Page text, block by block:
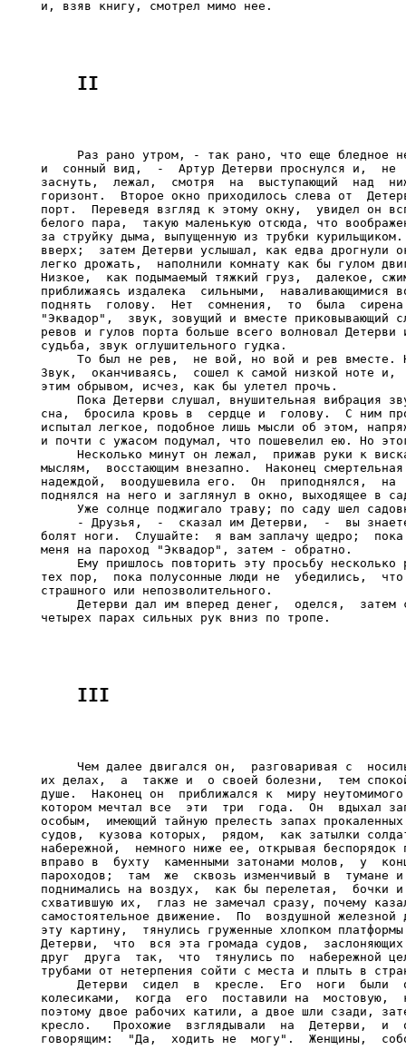
Раз рано утром, - так рано, что еще бледное
и  сонный вид,  -  Артур Детерви проснулся и,  не
заснуть,  лежал,  смотря  на  выступающий  над
горизонт.  Второе окно приходилось слева от
порт.  Переведя взгляд к этому окну,  увидел он
белого пара,  такую маленькую отсюда, что
за струйку дыма, выпущенную из трубки
вверх;  затем Детерви услышал, как едва дрогнули
легко дрожать,  наполнили комнату как бы гулом
Низкое,  как подымаемый тяжкий груз,  далекое,
приближаясь издалека  сильными,  наваливающимися
поднять  голову.  Нет  сомнения,  то  была
"Эквадор",  звук, зовущий и вместе приковывающий
ревов и гулов порта больше всего волновал
судьба, звук оглушительного гудка.
То был не рев,  не вой, но вой и рев вместе.
Звук,  оканчиваясь,  сошел к самой низкой ноте и,
этим обрывом, исчез, как бы улетел прочь.
Пока Детерви слушал, внушительная вибрация
сна,  бросила кровь в  сердце и  голову.  С ним
испытал легкое, подобное лишь мысли об этом,
и почти с ужасом подумал, что пошевелил ею. Но
Несколько минут он лежал,  прижав руки к
мыслям,  восстающим внезапно.  Наконец
надеждой,  воодушевила его.  Он  приподнялся,
поднялся на него и заглянул в окно, выходящее в
Уже солнце поджигало траву; по саду шел
- Друзья,  -  сказал им Детерви,  -  вы
болят ноги.  Слушайте:  я вам заплачу щедро;
меня на пароход "Эквадор", затем - обратно.
Ему пришлось повторить эту просьбу несколько
тех пор,  пока полусонные люди не  убедились,
страшного или непозволительного.
Детерви дал им вперед денег,  оделся,  затем
Чем далее двигался он,  разговаривая с
их делах,  а  также и  о своей болезни,  тем
душе.  Наконец он  приближался к  миру
котором мечтал все  эти  три  года.  Он  вдыхал
особым,  имеющий тайную прелесть запах
судов,  кузова которых,  рядом,  как затылки
набережной,  немного ниже ее, открывая беспорядок
вправо в  бухту  каменными затонами молов,  у
пароходов;  там  же  сквозь изменчивый в  тумане
поднимались на воздух,  как бы перелетая,  бочки
схватившую их,  глаз не замечал сразу, почему
самостоятельное движение.  По  воздушной железной
эту картину,  тянулись груженные хлопком
Детерви,  что  вся эта громада судов,
друг  друга  так,  что  тянулись по  набережной
трубами от нетерпения сойти с места и плыть в
Детерви  сидел  в  кресле.  Его  ноги  были
колесиками,  когда  его  поставили на  мостовую,
поэтому двое рабочих катили, а двое шли сзади,
кресло.   Прохожие  взглядывали  на  Детерви,  и
говорящим:  "Да,  ходить не  могу".  Женщины,